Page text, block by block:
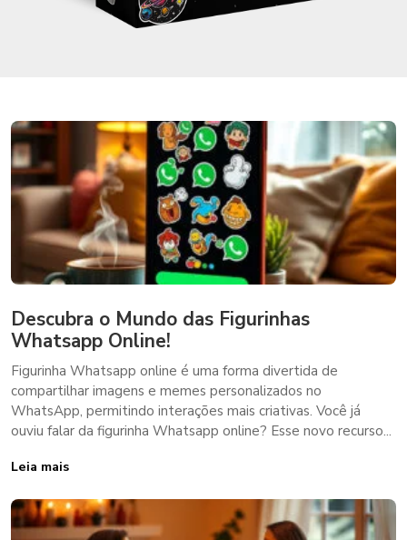
Descubra o Mundo das Figurinhas
Whatsapp Online!
Figurinha Whatsapp online é uma forma divertida de
compartilhar imagens e memes personalizados no
WhatsApp, permitindo interações mais criativas. Você já
ouviu falar da figurinha Whatsapp online? Esse novo recurso...
Leia mais